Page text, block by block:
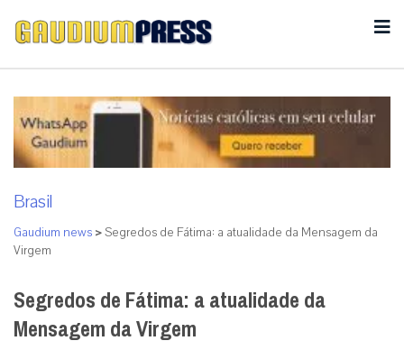
Brasil
Gaudium news >Segredos de Fátima: a atualidade da Mensagem da
Virgem
Segredos de Fátima: a atualidade da
Mensagem da Virgem